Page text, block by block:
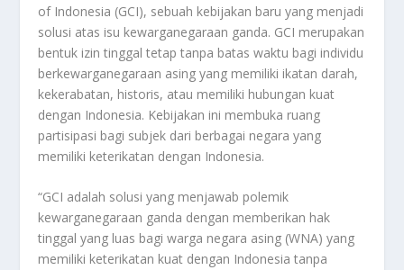
of Indonesia (GCI), sebuah kebijakan baru yang menjadi
solusi atas isu kewarganegaraan ganda. GCI merupakan
bentuk izin tinggal tetap tanpa batas waktu bagi individu
berkewarganegaraan asing yang memiliki ikatan darah,
kekerabatan, historis, atau memiliki hubungan kuat
dengan Indonesia. Kebijakan ini membuka ruang
partisipasi bagi subjek dari berbagai negara yang
memiliki keterikatan dengan Indonesia.
“GCI adalah solusi yang menjawab polemik
kewarganegaraan ganda dengan memberikan hak
tinggal yang luas bagi warga negara asing (WNA) yang
memiliki keterikatan kuat dengan Indonesia tanpa